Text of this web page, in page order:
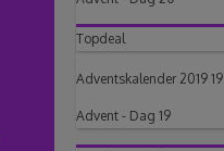
Topdeal
Adventskalender 2019 19
Advent - Dag 19